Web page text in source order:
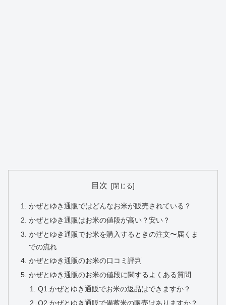
目次
かぜとゆき通販ではどんなお米が販売されている？
かぜとゆき通販はお米の値段が高い？安い？
かぜとゆき通販でお米を購入するときの注文〜届くま
での流れ
かぜとゆき通販のお米の口コミ評判
かぜとゆき通販のお米の値段に関するよくある質問
Q1.かぜとゆき通販でお米の返品はできますか？
Q2.かぜとゆき通販で備蓄米の販売はありますか？